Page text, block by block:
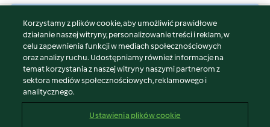
© Copyright 2026
Warunki korzystania
Polityka prywatności
Disclaimer
Znak wydawcy
Korzystamy z plików cookie, aby umożliwić prawidłowe
działanie naszej witryny, personalizowanie treści i reklam, w
celu zapewnienia funkcji w mediach społecznościowych
oraz analizy ruchu. Udostępniamy również informacje na
temat korzystania z naszej witryny naszymi partnerom z
sektora mediów społecznościowych, reklamowego i
analitycznego.
Ustawienia plików cookie